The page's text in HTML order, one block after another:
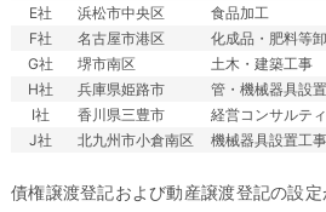
E社
浜松市中央区 食品加工
F社
名古屋市港区 化成品・肥料等卸
G社
堺市南区 土木・建築工事
H社
兵庫県姫路市 管・機械器具設
I社
香川県三豊市 経営コンサルテ
J社
北九州市小倉南区 機械器具設置工事
債権譲渡登記および動産譲渡登記の設